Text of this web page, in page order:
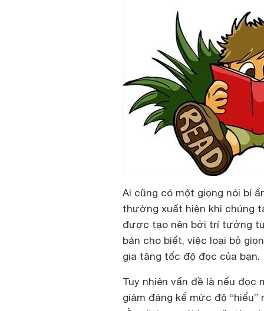
Ai cũng có một giọng nói bí
thường xuất hiện khi chúng
được tạo nên bởi trí tưởng
bản cho biết, việc loại bỏ
gia tăng tốc độ đọc của bạn.
Tuy nhiên vấn đề là nếu đọc
giảm đáng kể mức độ